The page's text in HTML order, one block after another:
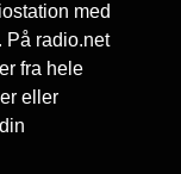
med
På radio.net
fra hele
eller